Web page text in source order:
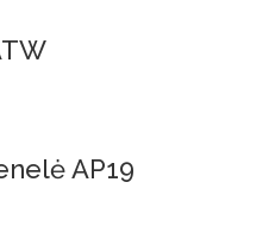
AP19